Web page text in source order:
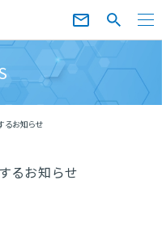
るお知らせ
るお知らせ